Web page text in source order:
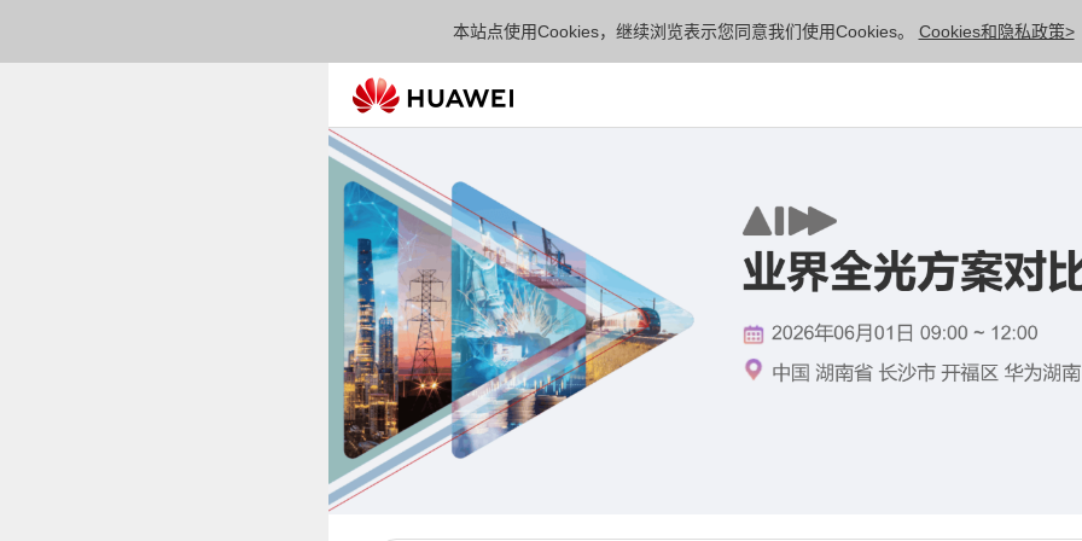
本站点使用Cookies，继续浏览表示您同意我们使用Cookies。 Cookies和隐私政策>